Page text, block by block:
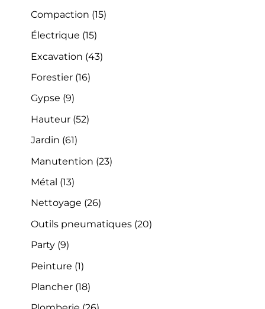
Compaction (15)
Électrique (15)
Excavation (43)
Forestier (16)
Gypse (9)
Hauteur (52)
Jardin (61)
Manutention (23)
Métal (13)
Nettoyage (26)
Outils pneumatiques (20)
Party (9)
Peinture (1)
Plancher (18)